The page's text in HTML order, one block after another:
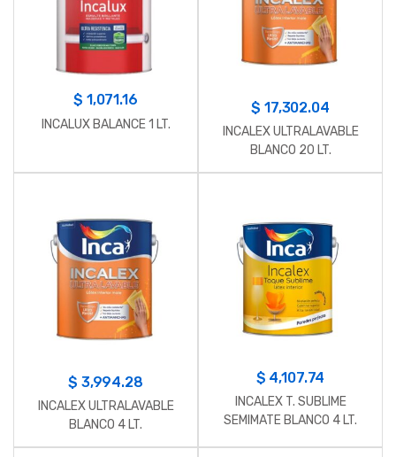
$ 1,071.16
INCALUX BALANCE 1 LT.
$17,302.04
INCALEX ULTRALAVABLE
BLANCO 20 LT.
$ 3,994.28
INCALEX ULTRALAVABLE
BLANCO 4 LT.
$ 4,107.74
INCALEX T. SUBLIME
SEMIMATE BLANCO 4 LT.